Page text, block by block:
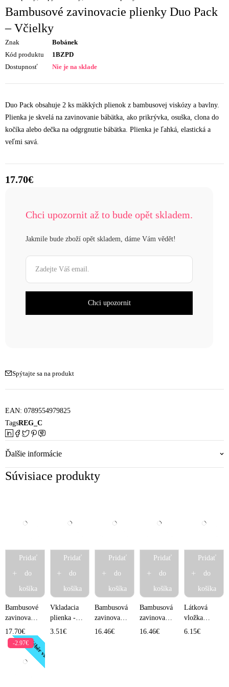
Bambusové zavinovacie plienky Duo Pack
– Včielky
Znak
Bobánek
Kód produktu
1BZPD
Dostupnosť
Nie je na sklade
Duo Pack obsahuje 2 ks mäkkých plienok z bambusovej viskózy a bavlny.
Plienka je skvelá na zavinovanie bábätka, ako prikrývka, osuška, clona do
kočíka alebo dečka na odgrgnutie bábätka. Plienka je ľahká, elastická a
veľmi savá.
17.70€
Chci upozornit až to bude opět skladem.
Jakmile bude zboží opět skladem, dáme Vám vědět!
Spýtajte sa na produkt
EAN: 0789554979825
TagsREG_C
Ďalšie informácie
Súvisiace produkty
Pridať
do
košíka
Bambusové
zavinovacie
plienky
Duo Pack -
Medvedík v
17.70€
Pridať
do
košíka
Vkladacia
plienka -
novorodenecká
3.51€
Pridať
do
košíka
Bambusová
zavinovacia
plienka
16.46€
Pridať
do
košíka
Bambusová
zavinovacia
plienka
16.46€
Pridať
do
košíka
Látková
vložka
bambusová
6.15€
Výběr vzorů
-2.97€